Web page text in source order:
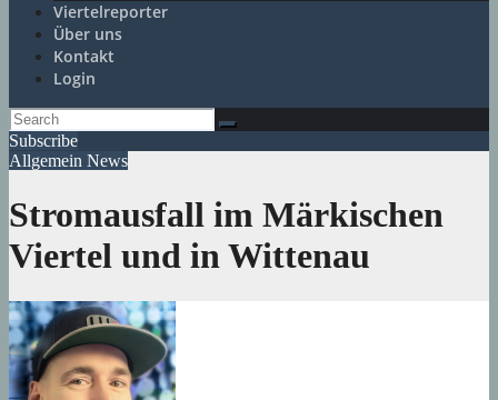
Viertelreporter
Über uns
Kontakt
Login
Subscribe
Allgemein News
Stromausfall im Märkischen
Viertel und in Wittenau